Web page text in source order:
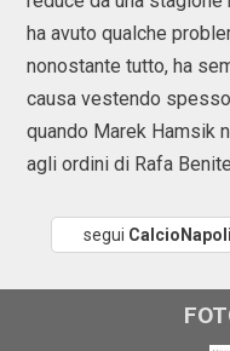
ha avuto qualche
nonostante tutto, ha
causa vestendo
quando Marek Hamsik
agli ordini di Rafa
segui